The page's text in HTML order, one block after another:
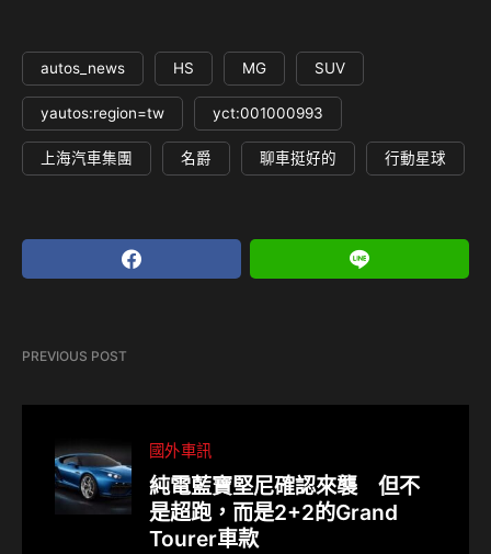
autos_news HS MG SUV
yautos:region=tw yct:001000993
上海汽車集團 名爵 聊車挺好的 行動星球
PREVIOUS POST
國外車訊
純電藍寶堅尼確認來襲 但不
是超跑，而是2+2的Grand
Tourer車款